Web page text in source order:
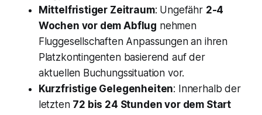
Mittelfristiger Zeitraum: Ungefähr 2-4
Wochen vor dem Abflug nehmen
Fluggesellschaften Anpassungen an ihren
Platzkontingenten basierend auf der
aktuellen Buchungssituation vor.
Kurzfristige Gelegenheiten: Innerhalb der
letzten 72 bis 24 Stunden vor dem Start